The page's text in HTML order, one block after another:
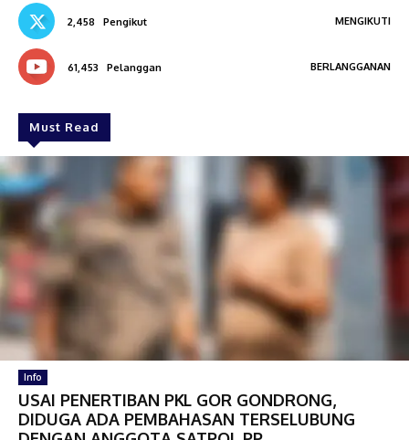
2,458 Pengikut MENGIKUTI
61,453 Pelanggan BERLANGGANAN
Must Read
Info
USAI PENERTIBAN PKL GOR GONDRONG,
DIDUGA ADA PEMBAHASAN TERSELUBUNG